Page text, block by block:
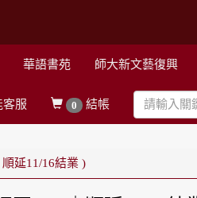
華語書苑 師大新文藝復興
0 結帳
客服
延11/16結業 )